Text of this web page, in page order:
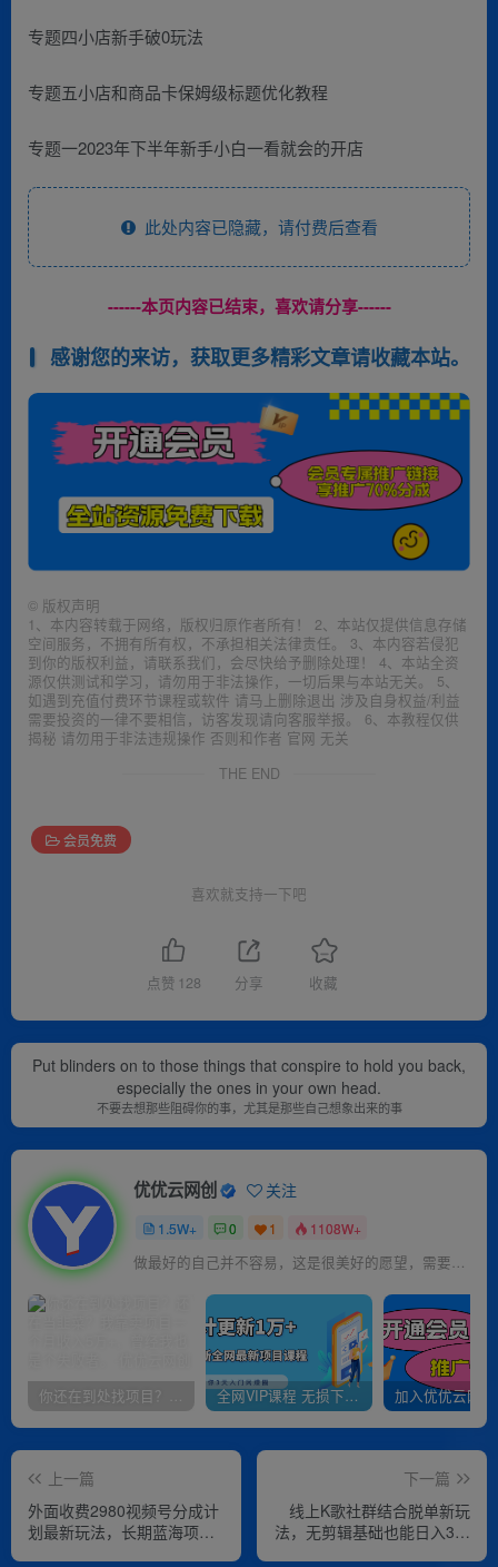
专题四小店新手破0玩法
专题五小店和商品卡保姆级标题优化教程
专题一2023年下半年新手小白一看就会的开店
此处内容已隐藏，请付费后查看
------本页内容已结束，喜欢请分享------
感谢您的来访，获取更多精彩文章请收藏本站。
© 版权声明
1、本内容转载于网络，版权归原作者所有！ 2、本站仅提供信息存储
空间服务，不拥有所有权，不承担相关法律责任。 3、本内容若侵犯
到你的版权利益，请联系我们，会尽快给予删除处理！ 4、本站全资
源仅供测试和学习，请勿用于非法操作，一切后果与本站无关。 5、
如遇到充值付费环节课程或软件 请马上删除退出 涉及自身权益/利益
需要投资的一律不要相信，访客发现请向客服举报。 6、本教程仅供
揭秘 请勿用于非法违规操作 否则和作者 官网 无关
THE END
会员免费
喜欢就支持一下吧
点赞 128 分享 收藏
Put blinders on to those things that conspire to hold you back,
especially the ones in your own head.
不要去想那些阻碍你的事，尤其是那些自己想象出来的事
优优云网创 关注
1.5W+ 0 1 1108W+
做最好的自己并不容易，这是很美好的愿望，需要耐心、坚持和毅力
你还在到处找项目？还在当韭菜？我靠卖项目一个月收入5万+，曾经我也是个失败者。 全网VIP课程 无损下载~
上一篇
外面收费2980视频号分成计
划最新玩法，长期蓝海项目
下一篇
线上K歌社群结合脱单新玩
法，无剪辑基础也能日入3位